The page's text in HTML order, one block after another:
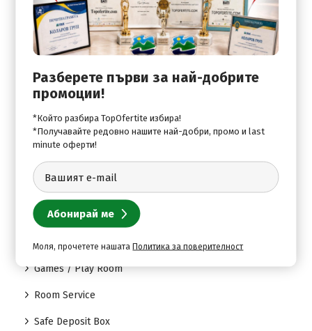
Daily Maid Service
Doctor (upon request)
Fax & Photocopy Service
Laundry & Ironing Service
Massage
Parking Area
Room Service
Стаи:
Games / Play Room
Room Service
Safe Deposit Box
Разберете първи за най-добрите
промоции!
*Който разбира TopOfertite избира!
*Получавайте редовно нашите най-добри, промо и last
minute оферти!
Моля, прочетете нашатаПолитика за поверителност